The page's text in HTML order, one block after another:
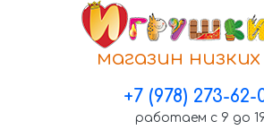
магазин
+7 (978) 273-62-
работаем с 9 до